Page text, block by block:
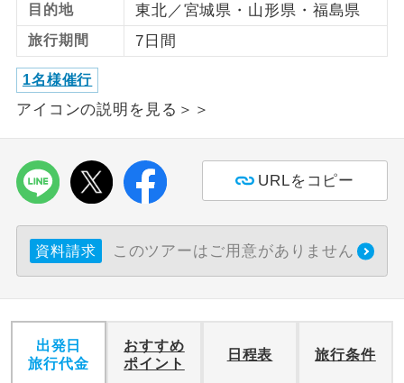
目的地 東北／宮城県・山形県・福島県
旅行期間 7日間
1名様催行
アイコンの説明を見る＞＞
URLをコピー
資料請求 このツアーはご用意がありません
出発日
旅行代金
おすすめ
ポイント
日程表 旅行条件
年齢制限あり
ご参加にあたり年齢に制限があるコース
です。
航空会社指定
おひとり様バ
ス2席利用
おひとり様でバス席を2席利⽤できま
す。